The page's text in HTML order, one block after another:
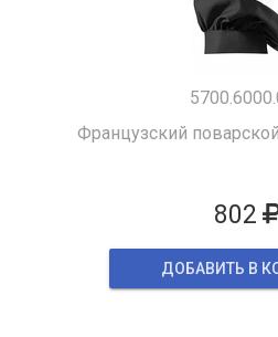
Французский
802
ДОБАВИТЬ В